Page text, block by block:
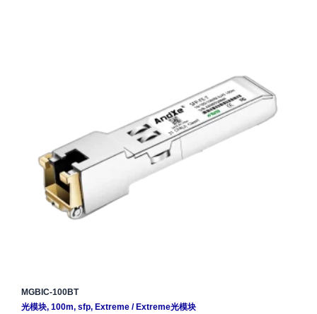
MGBIC-100BT
光模块, 100m, sfp, Extreme/ Extreme光模块